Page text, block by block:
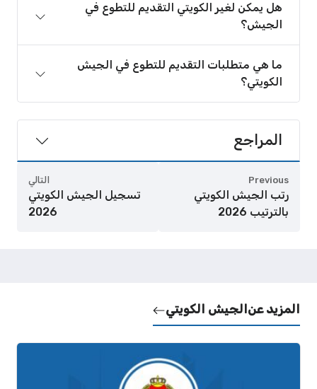
هل يمكن لغير الكويتي التقديم للتطوع في
الجيش؟
ما هي متطلبات التقديم للتطوع في الجيش
الكويتي؟
المراجع
Previous
رتب الجيش الكويتي
بالترتيب 2026
التالي
تسجيل الجيش الكويتي
2026
المزيد عنالجيش الكويتي